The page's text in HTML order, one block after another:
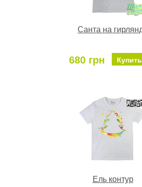
Санта на
680 грн Купить
Ель контур